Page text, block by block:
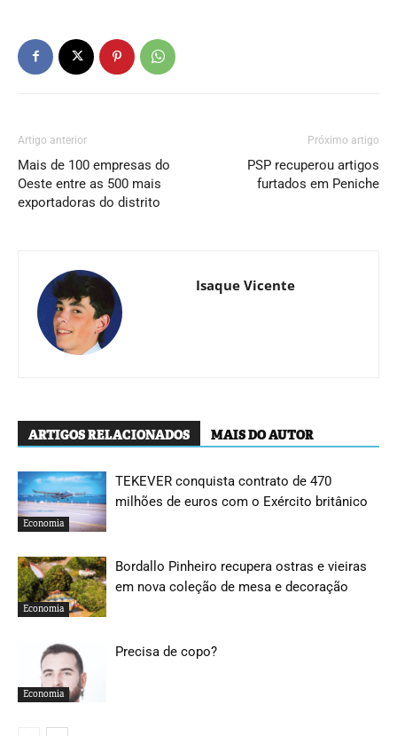
Artigo anterior
Mais de 100 empresas do
Oeste entre as 500 mais
exportadoras do distrito
Próximo artigo
PSP recuperou artigos
furtados em Peniche
Isaque Vicente
ARTIGOS RELACIONADOS MAIS DO AUTOR
Economia
TEKEVER conquista contrato de 470
milhões de euros com o Exército britânico
Economia
Bordallo Pinheiro recupera ostras e vieiras
em nova coleção de mesa e decoração
Economia
Precisa de copo?